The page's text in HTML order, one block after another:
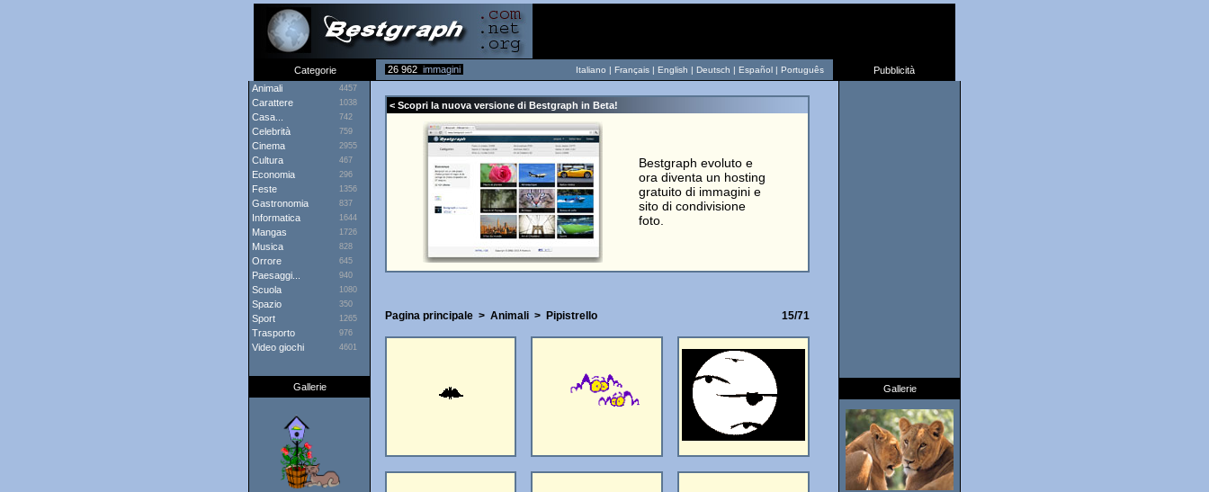
Categorie 26 962 immagini Italiano | Français | English | Deutsch | Español | Português
Pubblicità
Animali
4457
Carattere 1038
Casa... 742
Celebrità 759
Cinema 2955
Cultura 467
Economia 296
Feste 1356
Gastronomia 837
Informatica 1644
Mangas 1726
Musica 828
Orrore 645
Paesaggi... 940
Scuola 1080
Spazio 350
Sport 1265
Trasporto 976
Video giochi 4601
Gallerie
< Scopri la nuova versione di Bestgraph in Beta!
Bestgraph evoluto e
ora diventa un hosting
gratuito di immagini e
sito di condivisione
foto.
Pagina principale > Animali > Pipistrello 15/71
Gallerie